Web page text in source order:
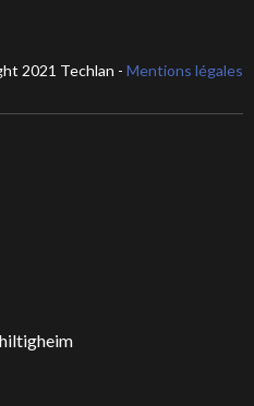
2021 Techlan - Mentions légales